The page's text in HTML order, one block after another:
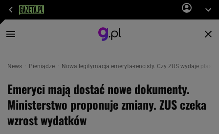
News Pieniądze Nowa legitymacja emeryta-rencisty. Czy ZUS wydaje
Emeryci mają dostać nowe dokumenty.
Ministerstwo proponuje zmiany. ZUS czeka
wzrost wydatków